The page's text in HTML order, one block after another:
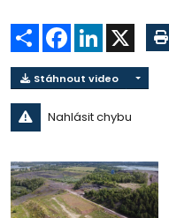
Sdílet Facebook
LinkedIn
Stáhnout video
Nahlásit chybu